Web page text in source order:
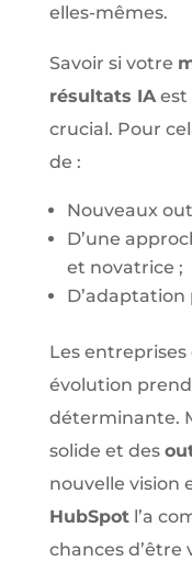
elles-mêmes.
Savoir si votre
résultats IAest
crucial. Pour
de :
Nouveaux
D’une
et novatrice ;
Les
évolution
déterminante.
solide et des
nouvelle vision
HubSpotl’a
chances d’être